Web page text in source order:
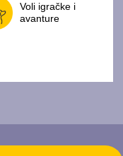
Voli igračke i
avanture